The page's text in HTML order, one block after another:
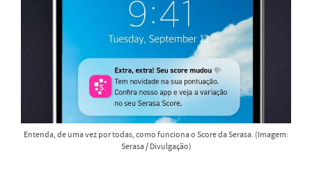
Entenda, de uma vez por todas, como funciona o Score da Serasa. (Imagem:
Serasa / Divulgação)